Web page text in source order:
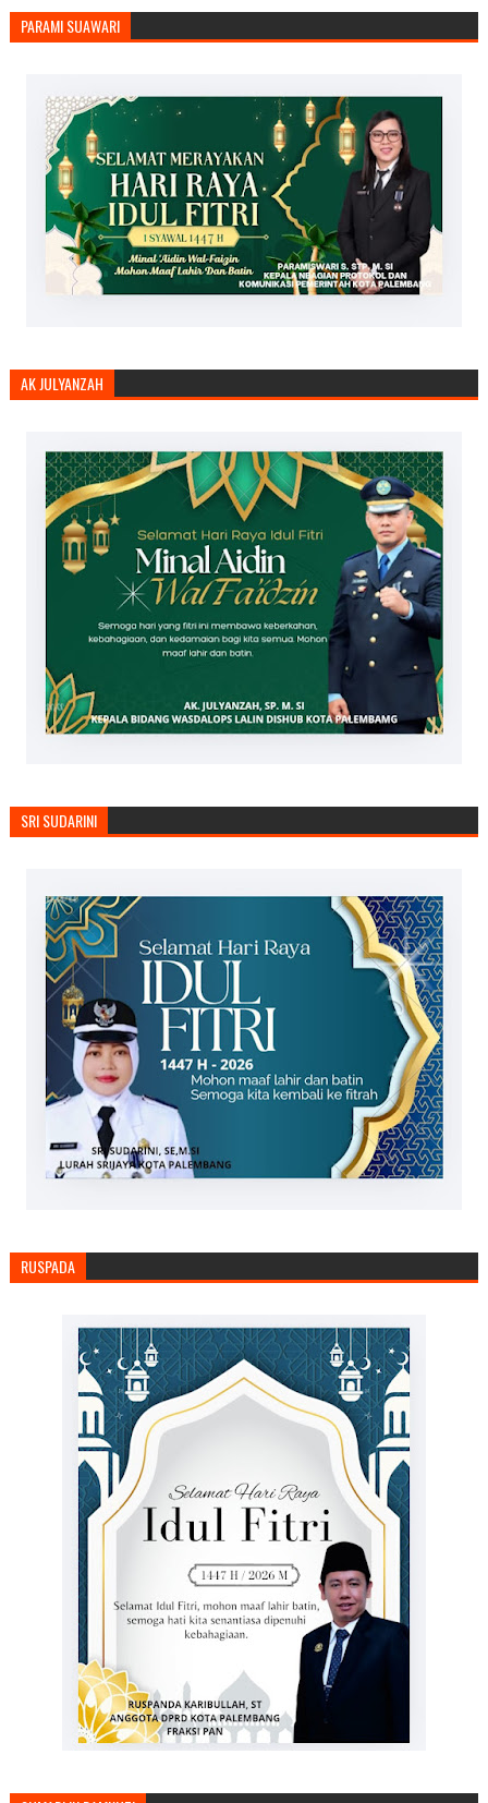
PARAMI SUAWARI
AK JULYANZAH
SRI SUDARINI
RUSPADA